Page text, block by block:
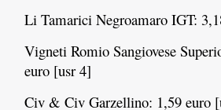
Li Tamarici Negroamaro IGT:
Vigneti Romio Sangiovese
euro [usr 4]
Civ & Civ Garzellino: 1,59 euro